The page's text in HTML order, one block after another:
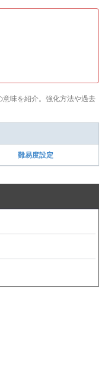
味を紹介。強化方法や過去
難易度設定